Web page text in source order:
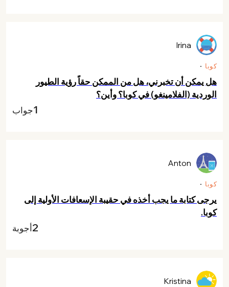
كوبا
هل يمكن أن تخبرني، هل من الممكن حقاً رؤية الطيور
الوردية (الفلامينغو) في كوبا؟ وأين؟
Irina
1جواب
كوبا
يرجى كتابة ما يجب أخذه في حقيبة الإسعافات الأولية إلى
كوبا.
Anton
2أجوبة
Kristina